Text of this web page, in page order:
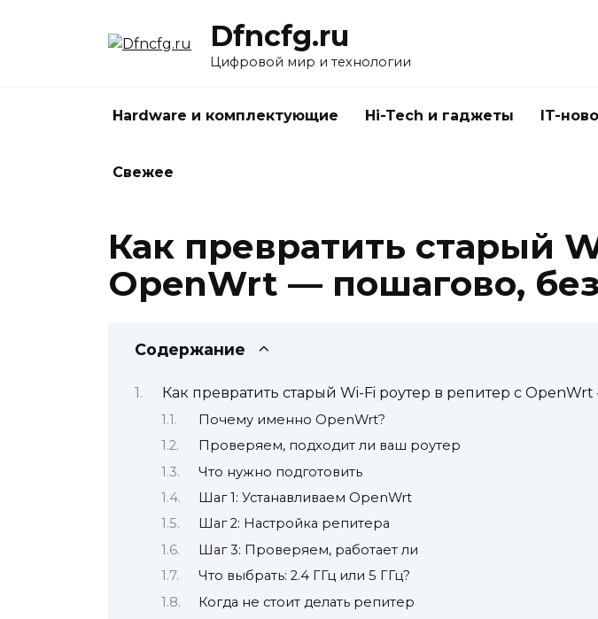
Dfncfg.ru
Цифровой мир и технологии
Hardware и комплектующие Hi-Tech и гаджеты IT-
Свежее
Как превратить старый
OpenWrt — пошагово,
Содержание
Как превратить старый Wi-Fi роутер в репитер с
Почему именно OpenWrt?
Проверяем, подходит ли ваш роутер
Что нужно подготовить
Шаг 1: Устанавливаем OpenWrt
Шаг 2: Настройка репитера
Шаг 3: Проверяем, работает ли
Что выбрать: 2.4 ГГц или 5 ГГц?
Когда не стоит делать репитер